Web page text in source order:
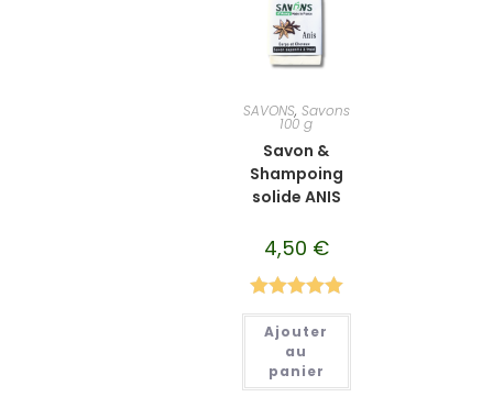
SAVONS, Savons
100 g
Savon &
Shampoing
solide ANIS
4,50 €
Note5.00
sur 5
Ajouter
au
panier